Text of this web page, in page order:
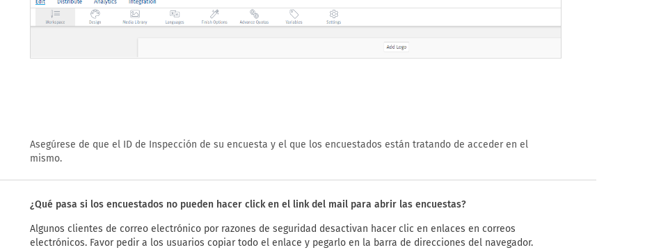
Asegúrese de que el ID de Inspección de su encuesta y el que los encuestados están tratando de acceder en el
mismo.
¿Qué pasa si los encuestados no pueden hacer click en el link del mail para abrir las encuestas?
Algunos clientes de correo electrónico por razones de seguridad desactivan hacer clic en enlaces en correos
electrónicos. Favor pedir a los usuarios copiar todo el enlace y pegarlo en la barra de direcciones del navegador.